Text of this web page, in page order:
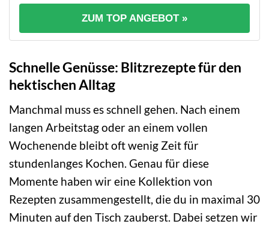
ZUM TOP ANGEBOT »
Schnelle Genüsse: Blitzrezepte für den
hektischen Alltag
Manchmal muss es schnell gehen. Nach einem
langen Arbeitstag oder an einem vollen
Wochenende bleibt oft wenig Zeit für
stundenlanges Kochen. Genau für diese
Momente haben wir eine Kollektion von
Rezepten zusammengestellt, die du in maximal 30
Minuten auf den Tisch zauberst. Dabei setzen wir